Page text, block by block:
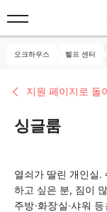
오크하우스 헬프 센터
지원 페이지로 돌
싱글룸
열쇠가 딸린 개인실.
하고 싶은 분, 짐이
주방·화장실·샤워